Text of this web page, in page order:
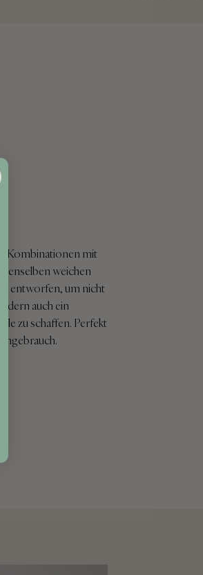
Kombinationen mit
denselben weichen
entworfen, um nicht
auch ein
zu schaffen. Perfekt